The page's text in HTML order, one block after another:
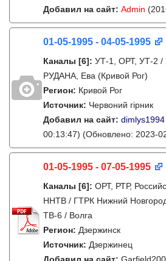
Добавил на сайт: Admin
01-05-1995 - 04-05-1995
Каналы [6]: УТ-1, ОРТ, УТ-2 /
РУДАНА, Ева (Кривой Рог)
Регион: Кривой Рог
Источник: Червоний гірник
Добавил на сайт: dimlys1994
00:13:47) (Обновлено: 2023-
01-05-1995 - 07-05-1995
Каналы [6]: ОРТ, РТР,
ННТВ / ГТРК Нижний
ТВ-6 / Волга
Регион: Дзержинск
Источник: Дзержинец